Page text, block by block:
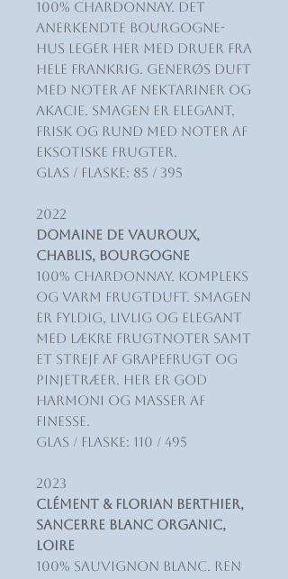
100% Chardonnay. Det
anerkendte Bourgogne-
hus leger her med druer fra
hele Frankrig. Generøs duft
med noter af nektariner og
akacie. Smagen er elegant,
frisk og rund med noter af
eksotiske frugter.
Glas / Flaske: 85 / 395
2022
Domaine de Vauroux,
Chablis, Bourgogne
100% Chardonnay. Kompleks
og varm frugtduft. Smagen
er fyldig, livlig og elegant
med lækre frugtnoter samt
et strejf af grapefrugt og
pinjetræer. Her er god
harmoni og masser af
finesse.
Glas / Flaske: 110 / 495
2023
Clément & Florian Berthier,
Sancerre Blanc Organic,
Loire
100% Sauvignon Blanc. Ren